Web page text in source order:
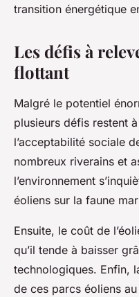
transition énergétique
Les défis à
flottant
Malgré le potentiel
plusieurs défis restent
l’acceptabilité sociale
nombreux riverains et
l’environnement
éoliens sur la faune
Ensuite, le coût de
qu’il tende à baisser
technologiques. Enfin,
de ces parcs éoliens